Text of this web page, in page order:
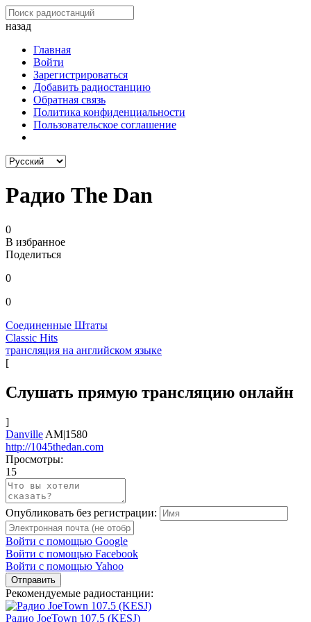
назад
Главная
Войти
Зарегистрироваться
Добавить радиостанцию
Обратная связь
Политика конфиденциальности
Пользовательское соглашение
Радио The Dan
0
В избранное
Поделиться
0
0
Соединенные Штаты
Classic Hits
трансляция на английском языке
[
Слушать прямую трансляцию онлайн
]
Danville AM|1580
http://1045thedan.com
Просмотры:
15
Опубликовать без регистрации:
Войти с помощью Google
Войти с помощью Facebook
Войти с помощью Yahoo
Отправить
Рекомендуемые радиостанции:
Радио JoeTown 107.5 (KESJ)